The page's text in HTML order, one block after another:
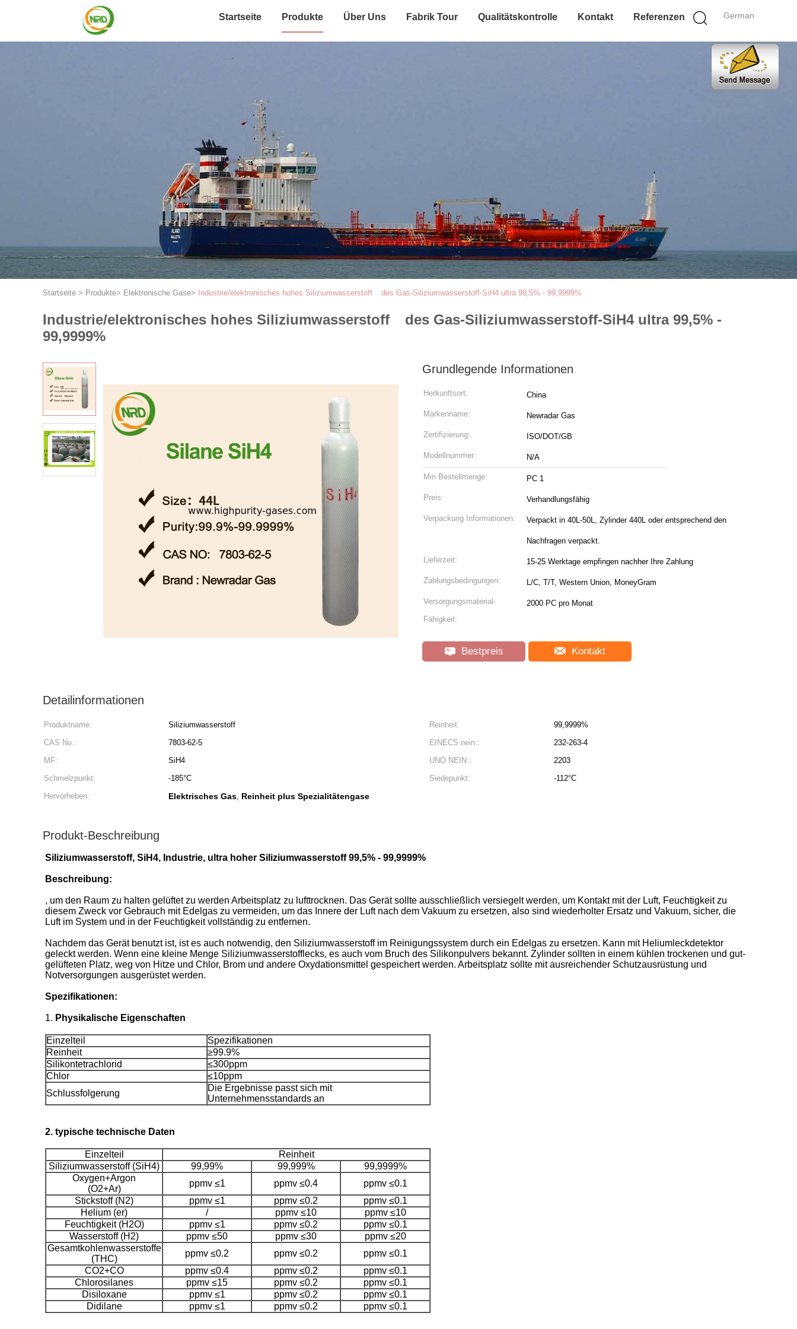
German
Startseite Produkte Über Uns Fabrik Tour Qualitätskontrolle Kontakt Referenzen
Startseite > Produkte> Elektronische Gase> Industrie/elektronisches hohes Siliziumwasserstoff des Gas-Siliziumwasserstoff-SiH4 ultra 99,5% - 99,9999%
Industrie/elektronisches hohes Siliziumwasserstoff des Gas-Siliziumwasserstoff-SiH4 ultra 99,5% -
99,9999%
Grundlegende Informationen
Herkunftsort: China
Markenname: Newradar Gas
Zertifizierung: ISO/DOT/GB
Modellnummer: N/A
Min Bestellmenge: PC 1
Preis: Verhandlungsfähig
Verpackung Informationen: Verpackt in 40L-50L, Zylinder 440L oder entsprechend den
Nachfragen verpackt.
Lieferzeit: 15-25 Werktage empfingen nachher Ihre Zahlung
Zahlungsbedingungen: L/C, T/T, Western Union, MoneyGram
Versorgungsmaterial-
Fähigkeit:
2000 PC pro Monat
Bestpreis Kontakt
Detailinformationen
Produktname: Siliziumwasserstoff Reinheit:
99,9999%
CAS No.:
7803-62-5 EINECS nein::
232-263-4
MF:
SiH4 UNO NEIN.:
2203
Schmelzpunkt:
-185°C Siedepunkt:
-112°C
Hervorheben:
Elektrisches Gas, Reinheit plus Spezialitätengase
Produkt-Beschreibung
Siliziumwasserstoff, SiH4, Industrie, ultra hoher Siliziumwasserstoff 99,5% - 99,9999%
Beschreibung:
, um den Raum zu halten gelüftet zu werden Arbeitsplatz zu lufttrocknen. Das Gerät sollte ausschließlich versiegelt werden, um Kontakt mit der Luft, Feuchtigkeit zu
diesem Zweck vor Gebrauch mit Edelgas zu vermeiden, um das Innere der Luft nach dem Vakuum zu ersetzen, also sind wiederholter Ersatz und Vakuum, sicher, die
Luft im System und in der Feuchtigkeit vollständig zu entfernen.
Nachdem das Gerät benutzt ist, ist es auch notwendig, den Siliziumwasserstoff im Reinigungssystem durch ein Edelgas zu ersetzen. Kann mit Heliumleckdetektor
geleckt werden. Wenn eine kleine Menge Siliziumwasserstofflecks, es auch vom Bruch des Silikonpulvers bekannt. Zylinder sollten in einem kühlen trockenen und gut-
gelüfteten Platz, weg von Hitze und Chlor, Brom und andere Oxydationsmittel gespeichert werden. Arbeitsplatz sollte mit ausreichender Schutzausrüstung und
Notversorgungen ausgerüstet werden.
Spezifikationen:
1. Physikalische Eigenschaften
Einzelteil
Spezifikationen
Reinheit
≥99.9%
Silikontetrachlorid
≤300ppm
Chlor
≤10ppm
Schlussfolgerung
Die Ergebnisse passt sich mit
Unternehmensstandards an
2. typische technische Daten
Einzelteil
Reinheit
Siliziumwasserstoff (SiH4)
99,99% 99,999%
99,9999%
Oxygen+Argon
(O2+Ar)
ppmv ≤1 ppmv ≤0.4
ppmv ≤0.1
Stickstoff (N2)
ppmv ≤1 ppmv ≤0.2
ppmv ≤0.1
Helium (er)
/ ppmv ≤10
ppmv ≤10
Feuchtigkeit (H2O)
ppmv ≤1 ppmv ≤0.2
ppmv ≤0.1
Wasserstoff (H2)
ppmv ≤50 ppmv ≤30
ppmv ≤20
Gesamtkohlenwasserstoffe
(THC)
ppmv ≤0.2 ppmv ≤0.2
ppmv ≤0.1
CO2+CO
ppmv ≤0.4 ppmv ≤0.2
ppmv ≤0.1
Chlorosilanes
ppmv ≤15 ppmv ≤0.2
ppmv ≤0.1
Disiloxane
ppmv ≤1 ppmv ≤0.2
ppmv ≤0.1
Didilane
ppmv ≤1 ppmv ≤0.2 ppmv ≤0.1